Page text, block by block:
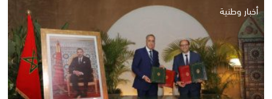
أخبار وطنية